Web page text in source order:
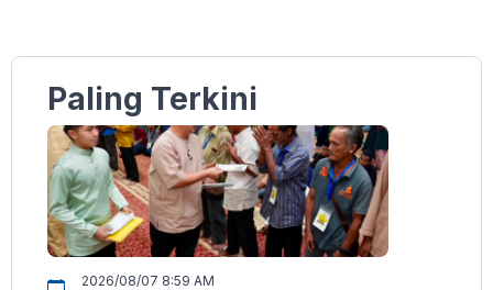
Paling Terkini
2026/08/07 8:59 AM